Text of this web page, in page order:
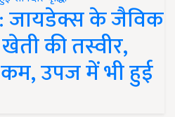
जायडेक्स के जैविक
की तस्वीर,
उपज में भी हुई